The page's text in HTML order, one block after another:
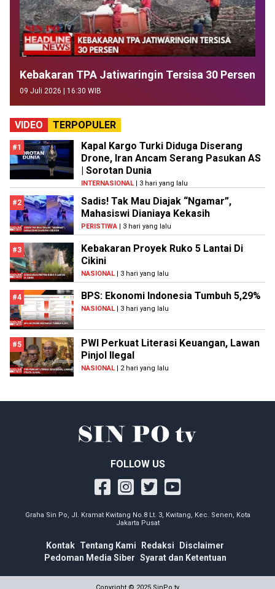
Kebakaran TPA Jatiwaringin Tersisa 30 Persen
09 Juli 2026 | 16:30 WIB
VIDEO TERPOPULER
#1
Kapal Kargo Turki Diduga Diserang
Drone, Iran Ancam Serang Pasukan AS
| Sorotan Dunia
INTERNASIONAL | 3 hari yang lalu
#2
Sadis! Tak Mau Diajak “Ngamar”,
Mahasiswi Dianiaya Kekasih
PERISTIWA | 3 hari yang lalu
#3
Kebakaran Proyek Ruko 5 Lantai Di
Cikini
NASIONAL | 3 hari yang lalu
#4 BPS: Ekonomi Indonesia Tumbuh 5,29%
NASIONAL | 3 hari yang lalu
#5
PWI Perkuat Literasi Keuangan, Lawan
Pinjol Ilegal
NASIONAL | 2 hari yang lalu
FOLLOW US
Graha Sin Po, Jl. Kramat Kwitang No.8 Lt. 3, Kwitang, Kec. Senen, Kota
Jakarta Pusat
Kontak Tentang Kami Redaksi
Disclaimer
Pedoman Media Siber Syarat dan Ketentuan